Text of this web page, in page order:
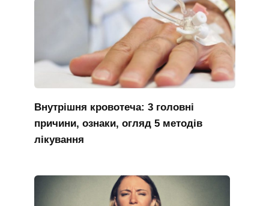
Внутрішня кровотеча: 3 головні
причини, ознаки, огляд 5 методів
лікування